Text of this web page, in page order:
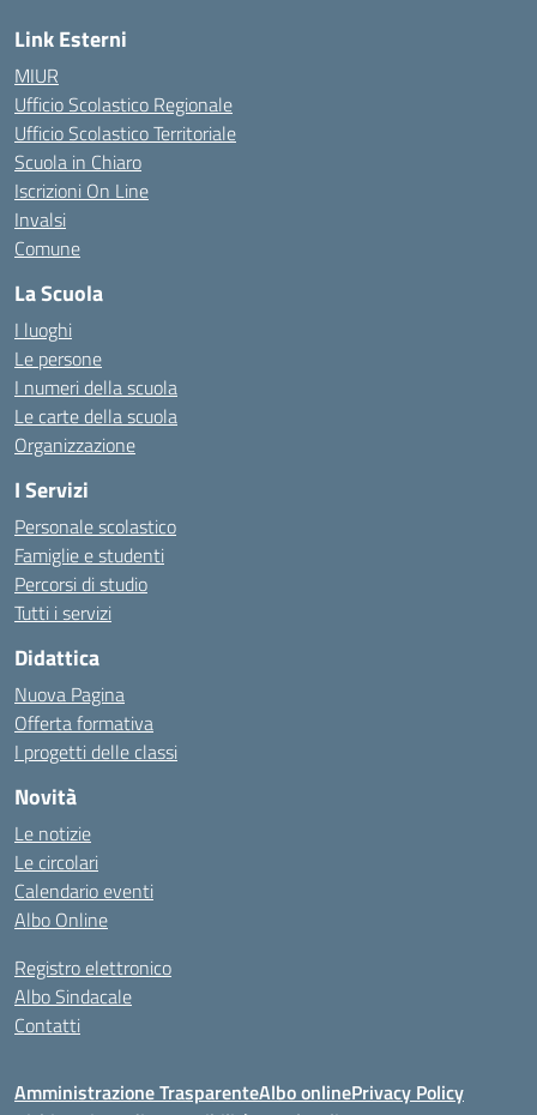
Link Esterni
MIUR
Ufficio Scolastico Regionale
Ufficio Scolastico Territoriale
Scuola in Chiaro
Iscrizioni On Line
Invalsi
Comune
La Scuola
I luoghi
Le persone
I numeri della scuola
Le carte della scuola
Organizzazione
I Servizi
Personale scolastico
Famiglie e studenti
Percorsi di studio
Tutti i servizi
Didattica
Nuova Pagina
Offerta formativa
I progetti delle classi
Novità
Le notizie
Le circolari
Calendario eventi
Albo Online
Registro elettronico
Albo Sindacale
Contatti
Amministrazione TrasparenteAlbo onlinePrivacy Policy